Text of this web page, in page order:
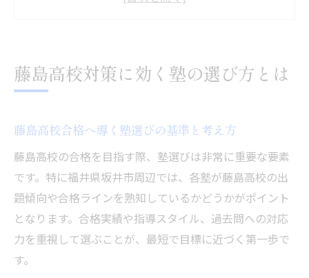
期末テストで伸びる学習法を塾が伝授
塾が推奨する期末テスト得点アップ術とは
塾指導で伸びる効率的な復習法の実践
塾の個別指導で弱点克服する学習法
期末テスト直前に塾で行う勉強計画の立て
方
オール3内申点を塾で活かす秘訣
塾でオール3内申点の評価を最大化する方法
藤島高校対策に効く塾の選び方とは
藤島高校合格へ導く塾選びの基準と考え方
藤島高校の合格を目指す際、塾選びは非常に重要な要素
です。特に福井県坂井市周辺では、各塾が藤島高校の出
題傾向や合格ラインを熟知しているかどうかがポイント
となります。合格実績や指導スタイル、過去問への対応
力を重視して選ぶことが、最短で目標に近づく第一歩で
す。